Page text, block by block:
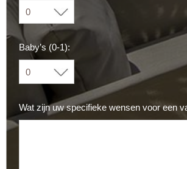
Baby’s (0-1):
Wat zijn uw specifieke wensen voor een